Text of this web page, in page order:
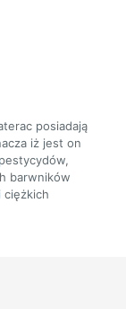
posiadają
iż jest on
barwników
ciężkich